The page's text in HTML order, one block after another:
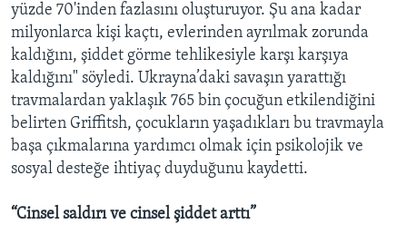
yüzde 70'inden fazlasını oluşturuyor. Şu ana kadar
milyonlarca kişi kaçtı, evlerinden ayrılmak zorunda
kaldığını, şiddet görme tehlikesiyle karşı karşıya
kaldığını" söyledi. Ukrayna’daki savaşın yarattığı
travmalardan yaklaşık 765 bin çocuğun etkilendiğini
belirten Griffitsh, çocukların yaşadıkları bu travmayla
başa çıkmalarına yardımcı olmak için psikolojik ve
sosyal desteğe ihtiyaç duyduğunu kaydetti.
“Cinsel saldırı ve cinsel şiddet arttı”